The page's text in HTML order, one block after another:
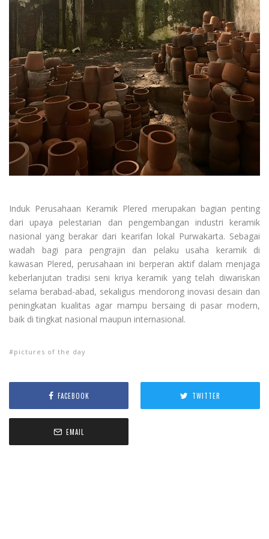
Induk Perusahaan Keramik Plered merupakan bagian penting
dari upaya pelestarian dan pengembangan industri keramik
nasional yang berakar dari kearifan lokal Purwakarta. Sebagai
wadah bagi para pengrajin dan pelaku usaha keramik di
kawasan Plered, perusahaan ini berperan aktif dalam menjaga
keberlanjutan tradisi seni kriya keramik yang telah diwariskan
selama berabad-abad, sekaligus mendorong inovasi desain dan
peningkatan kualitas agar mampu bersaing di pasar modern,
baik di tingkat nasional maupun internasional.
pictures of the day
FACEBOOK TWITTER
EMAIL